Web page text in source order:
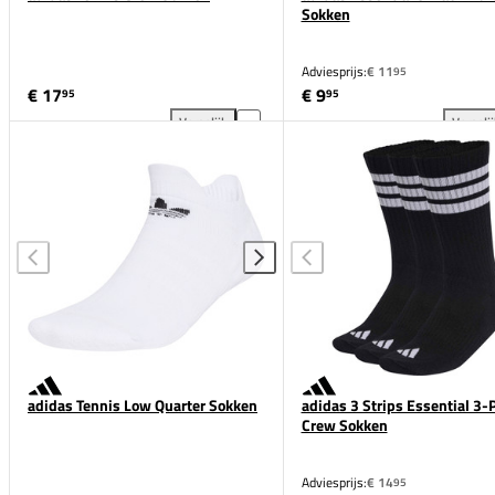
€ 1795
Vergelijk
adidas Tennis Crew Sokken toevoegen aan
Sokken
Adviesprijs:€ 1195
€ 995
adidas Tennis Low Quarter Sokken
adidas 3 Strips Essential 3-
Crew Sokken
Adviesprijs:€ 1495